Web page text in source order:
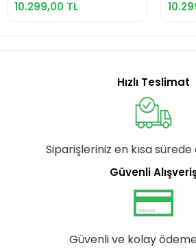
JANT 21 VİTES
10.299,00 TL
Hızlı Teslimat
Siparişleriniz en kısa sürede
Güvenli
Güvenli ve kolay